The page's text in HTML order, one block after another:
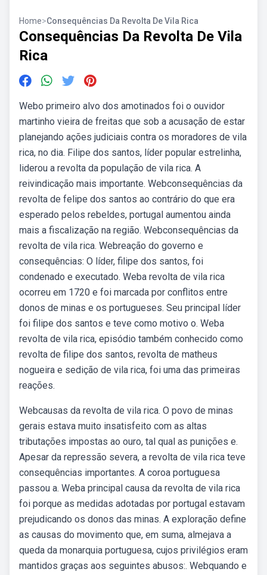
Home>Consequências Da Revolta De Vila Rica
Consequências Da Revolta De Vila
Rica
Webo primeiro alvo dos amotinados foi o ouvidor
martinho vieira de freitas que sob a acusação de estar
planejando ações judiciais contra os moradores de vila
rica, no dia. Filipe dos santos, líder popular estrelinha,
liderou a revolta da população de vila rica. A
reivindicação mais importante. Webconsequências da
revolta de felipe dos santos ao contrário do que era
esperado pelos rebeldes, portugal aumentou ainda
mais a fiscalização na região. Webconsequências da
revolta de vila rica. Webreação do governo e
consequências: O líder, filipe dos santos, foi
condenado e executado. Weba revolta de vila rica
ocorreu em 1720 e foi marcada por conflitos entre
donos de minas e os portugueses. Seu principal líder
foi filipe dos santos e teve como motivo o. Weba
revolta de vila rica, episódio também conhecido como
revolta de filipe dos santos, revolta de matheus
nogueira e sedição de vila rica, foi uma das primeiras
reações.
Webcausas da revolta de vila rica. O povo de minas
gerais estava muito insatisfeito com as altas
tributações impostas ao ouro, tal qual as punições e.
Apesar da repressão severa, a revolta de vila rica teve
consequências importantes. A coroa portuguesa
passou a. Weba principal causa da revolta de vila rica
foi porque as medidas adotadas por portugal estavam
prejudicando os donos das minas. A exploração define
as causas do movimento que, em suma, almejava a
queda da monarquia portuguesa, cujos privilégios eram
mantidos graças aos seguintes abusos:. Webquando e